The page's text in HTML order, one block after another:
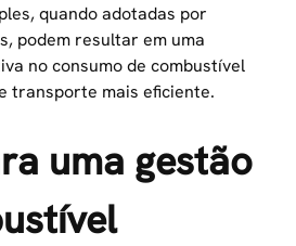
quando adotadas por
podem resultar em uma
no consumo de combustível
transporte mais eficiente.
uma gestão